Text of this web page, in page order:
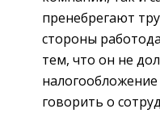
пренебрегают
стороны
тем, что он не
налогообложение
говорить о